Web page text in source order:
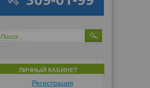
Поиск...
ЛИЧНЫЙ КАБИНЕТ
Регистрация